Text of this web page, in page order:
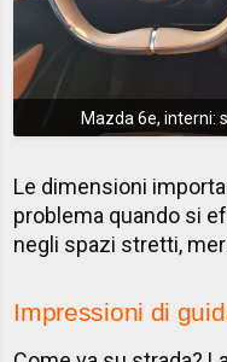
Mazda 6e,
Le dimensioni
problema quando si
negli spazi stretti,
Impressioni di